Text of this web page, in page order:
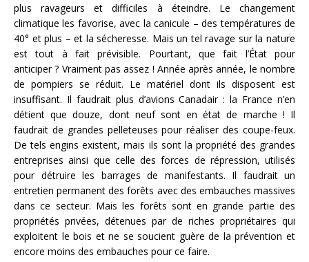
plus ravageurs et difficiles à éteindre. Le changement
climatique les favorise, avec la canicule – des températures de
40° et plus – et la sécheresse. Mais un tel ravage sur la nature
est tout à fait prévisible. Pourtant, que fait l’État pour
anticiper ? Vraiment pas assez ! Année après année, le nombre
de pompiers se réduit. Le matériel dont ils disposent est
insuffisant. Il faudrait plus d’avions Canadair : la France n’en
détient que douze, dont neuf sont en état de marche ! Il
faudrait de grandes pelleteuses pour réaliser des coupe-feux.
De tels engins existent, mais ils sont la propriété des grandes
entreprises ainsi que celle des forces de répression, utilisés
pour détruire les barrages de manifestants. Il faudrait un
entretien permanent des forêts avec des embauches massives
dans ce secteur. Mais les forêts sont en grande partie des
propriétés privées, détenues par de riches propriétaires qui
exploitent le bois et ne se soucient guère de la prévention et
encore moins des embauches pour ce faire.